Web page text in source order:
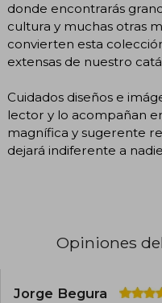
donde encontrarás
cultura y muchas otras
convierten esta
extensas de nuestro
Cuidados diseños e
lector y lo acompañan
magnífica y sugerente
dejará indiferente a
Opiniones
Jorge Begura